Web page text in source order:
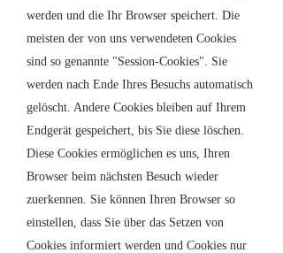
werden und die Ihr Browser speichert. Die
meisten der von uns verwendeten Cookies
sind so genannte "Session-Cookies". Sie
werden nach Ende Ihres Besuchs automatisch
gelöscht. Andere Cookies bleiben auf Ihrem
Endgerät gespeichert, bis Sie diese löschen.
Diese Cookies ermöglichen es uns, Ihren
Browser beim nächsten Besuch wieder
zuerkennen. Sie können Ihren Browser so
einstellen, dass Sie über das Setzen von
Cookies informiert werden und Cookies nur